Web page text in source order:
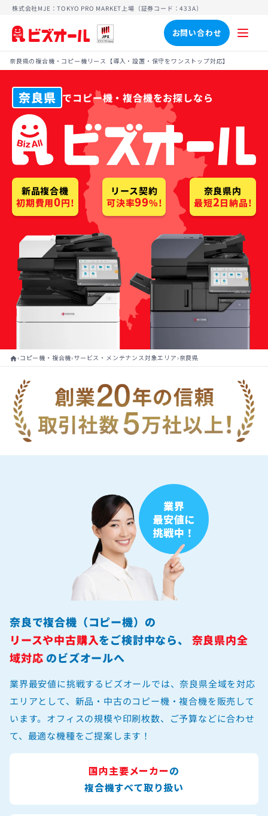
株式会社MJE：TOKYO PRO MARKET上場（証券コード：433A）
お問い合わせ
奈良県の複合機・コピー機リース【導入・設置・保守をワンストップ対応】
奈良県 でコピー機・複合機をお探しなら
新品複合機
初期費用0円!
リース契約
可決率99%!
奈良県内
最短2日納品!
home›コピー機・複合機›サービス・メンテナンス対象エリア›奈良県
奈良で複合機（コピー機）の
リースや中古購入をご検討中なら、 奈良県内全
域対応 のビズオールへ
業界最安値に挑戦するビズオールでは、奈良県全域を対応
エリアとして、新品・中古のコピー機・複合機を販売して
います。オフィスの規模や印刷枚数、ご予算などに合わせ
て、最適な機種をご提案します！
国内主要メーカーの
複合機すべて取り扱い